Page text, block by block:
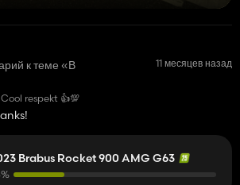
к теме «В
11 месяцев назад
respekt 👍️💯
Brabus Rocket 900 AMG G63